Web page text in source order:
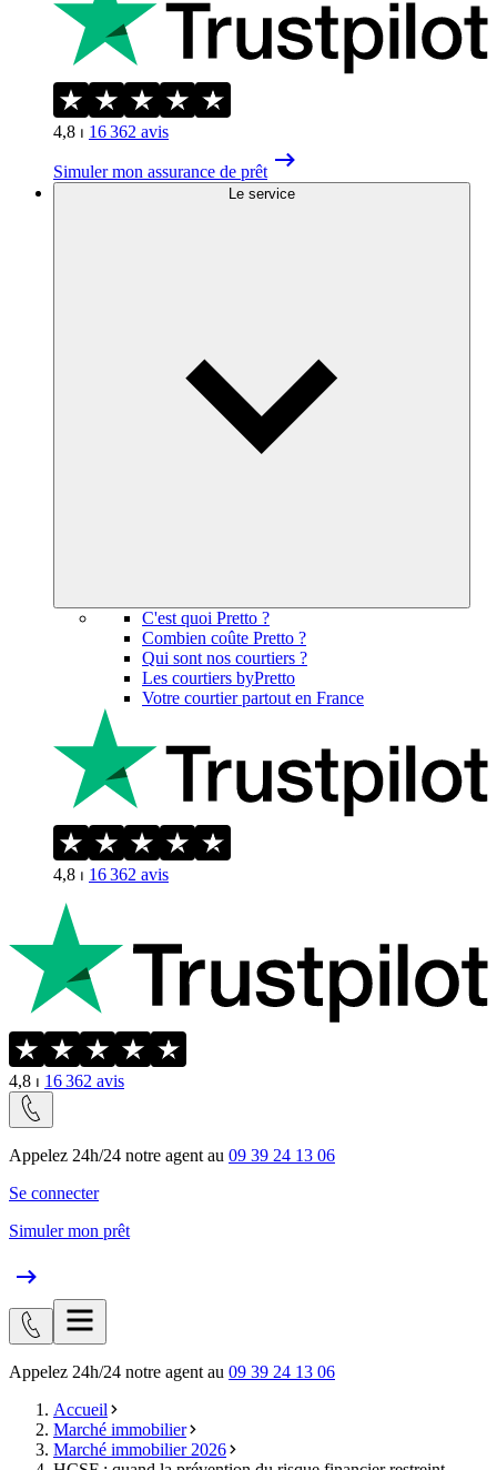
4,8 ⏐ 16 362 avis
Simuler mon assurance de prêt
Le service
C'est quoi Pretto ?
Combien coûte Pretto ?
Qui sont nos courtiers ?
Les courtiers byPretto
Votre courtier partout en France
4,8 ⏐ 16 362 avis
4,8 ⏐ 16 362 avis
Appelez 24h/24 notre agent au 09 39 24 13 06
Se connecter
Simuler mon prêt
Appelez 24h/24 notre agent au 09 39 24 13 06
Accueil
Marché immobilier
Marché immobilier 2026